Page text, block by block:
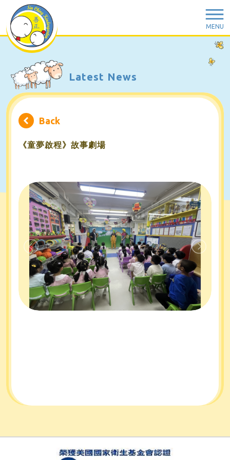
MENU
Latest News
Back
《童夢啟程》故事劇場